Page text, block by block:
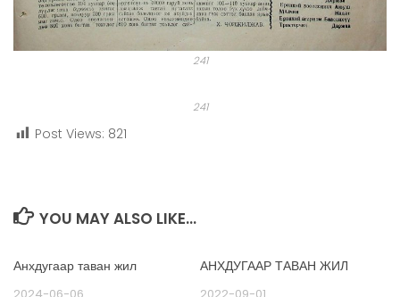
241
241
Post Views: 821
YOU MAY ALSO LIKE...
Анхдугаар таван жил АНХДУГААР ТАВАН ЖИЛ